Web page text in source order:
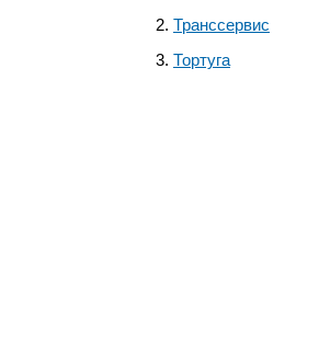
Транссервис
Тортуга